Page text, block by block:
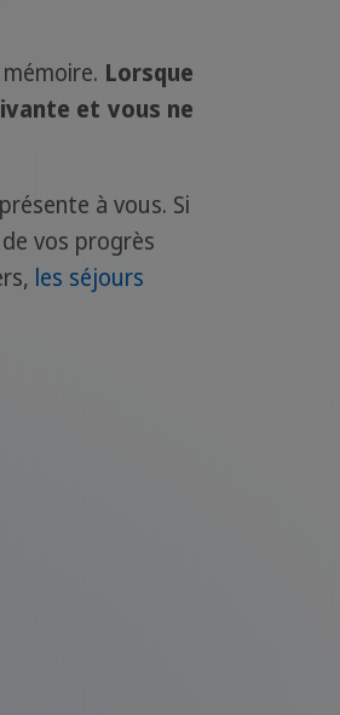
Lorsque
et vous ne
à vous. Si
vos progrès
les séjours